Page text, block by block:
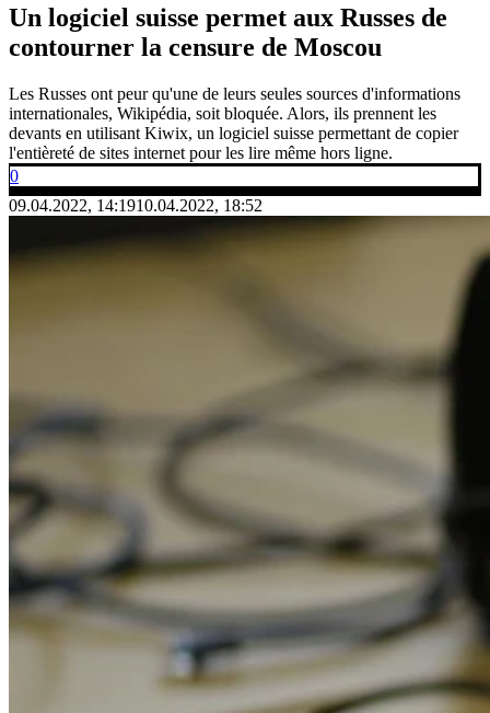
Un logiciel suisse permet aux Russes de
contourner la censure de Moscou
Les Russes ont peur qu'une de leurs seules sources d'informations
internationales, Wikipédia, soit bloquée. Alors, ils prennent les
devants en utilisant Kiwix, un logiciel suisse permettant de copier
l'entièreté de sites internet pour les lire même hors ligne.
0
09.04.2022, 14:1910.04.2022, 18:52